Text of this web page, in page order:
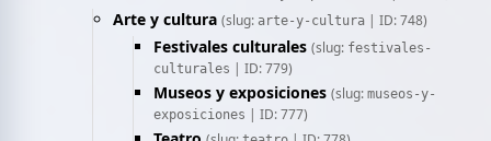
Arte y cultura (slug: arte-y-cultura | ID: 748)
Festivales culturales (slug: festivales-
culturales | ID: 779)
Museos y exposiciones (slug: museos-y-
exposiciones | ID: 777)